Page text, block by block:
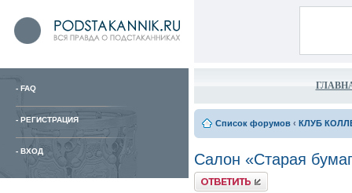
- FAQ
- РЕГИСТРАЦИЯ
- ВХОД
Список форумов ‹ КЛУБ
Салон «Старая